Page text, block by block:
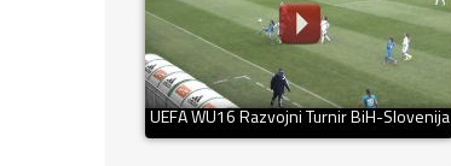
UEFA WU16 Razvojni Turnir BiH-Slovenija